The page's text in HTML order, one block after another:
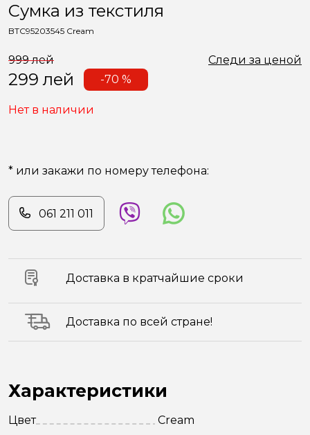
Сумкa из текстиля
BTC95203545 Cream
999 лей Следи за ценой
299лей -70 %
Нет в наличии
* или закажи по номеру телефона:
061 211 011
Доставка в кратчайшие сроки
Доставка по всей стране!
Характеристики
Цвет
Cream